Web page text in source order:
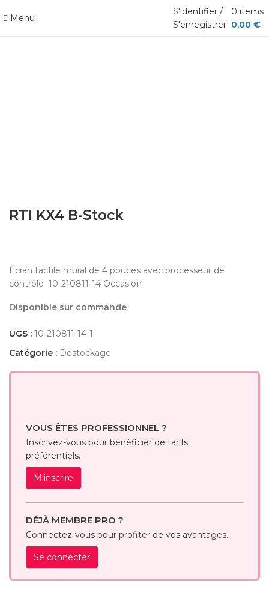
Menu
S'identifier /
S'enregistrer
0 items
0,00 €
RTI KX4 B-Stock
Écran tactile mural de 4 pouces avec processeur de
contrôle 10-210811-14 Occasion
Disponible sur commande
UGS : 10-210811-14-1
Catégorie : Déstockage
VOUS ÊTES PROFESSIONNEL ?
Inscrivez-vous pour bénéficier de tarifs
préférentiels.
M'inscrire
DÉJÀ MEMBRE PRO ?
Connectez-vous pour profiter de vos avantages.
Se connecter